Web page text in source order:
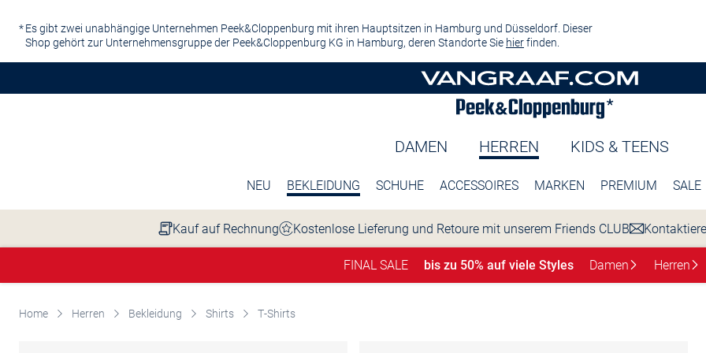
Es gibt zwei unabhängige Unternehmen Peek&Cloppenburg mit ihren Hauptsitzen in Hamburg und Düsseldorf. Dieser
Shop gehört zur Unternehmensgruppe der Peek&Cloppenburg KG in Hamburg, deren Standorte Sie hierfinden.
DAMEN HERREN KIDS & TEENS
NEU BEKLEIDUNG SCHUHE ACCESSOIRES MARKEN PREMIUM SALE
Kauf auf Rechnung Kostenlose Lieferung und Retoure mit unserem Friends CLUB
FINAL SALE bis zu 50% auf viele Styles Damen Herren
Home Herren Bekleidung Shirts T-Shirts